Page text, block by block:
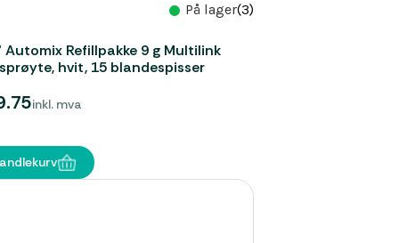
På lager(3)
Automix Refillpakke 9 g Multilink
hvit, 15 blandespisser
inkl. mva